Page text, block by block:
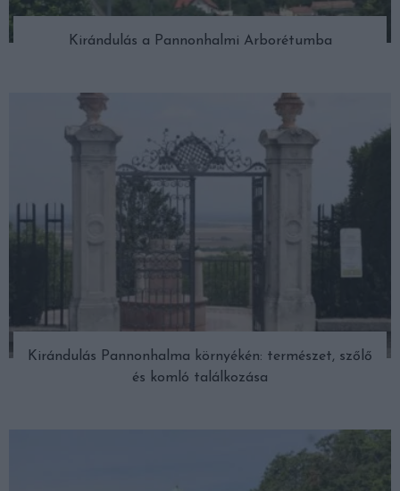
Kirándulás a Pannonhalmi Arborétumba
Kirándulás Pannonhalma környékén: természet, szőlő
és komló találkozása